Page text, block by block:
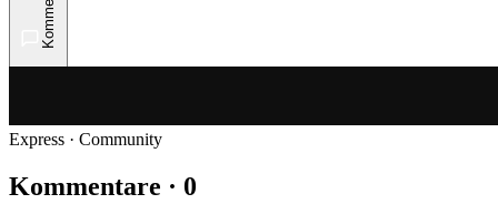
Express · Community
Kommentare · 0